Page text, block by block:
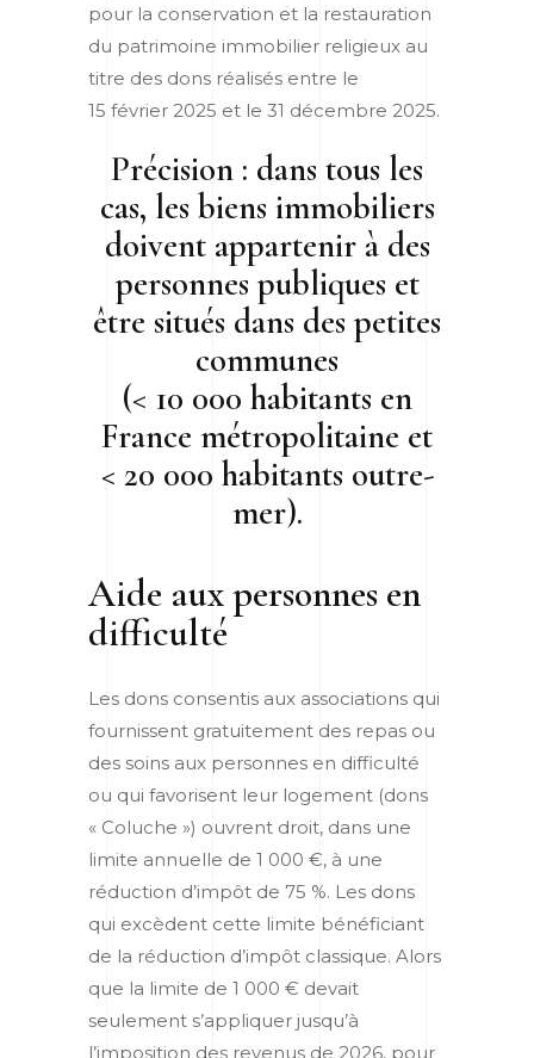
pour la conservation et la restauration
du patrimoine immobilier religieux au
titre des dons réalisés entre le
15 février 2025 et le 31 décembre 2025.
Précision : dans tous les
cas, les biens immobiliers
doivent appartenir à des
personnes publiques et
être situés dans des petites
communes
(< 10 000 habitants en
France métropolitaine et
< 20 000 habitants outre-
mer).
Aide aux personnes en
difficulté
Les dons consentis aux associations qui
fournissent gratuitement des repas ou
des soins aux personnes en difficulté
ou qui favorisent leur logement (dons
« Coluche ») ouvrent droit, dans une
limite annuelle de 1 000 €, à une
réduction d’impôt de 75 %. Les dons
qui excèdent cette limite bénéficiant
de la réduction d’impôt classique. Alors
que la limite de 1 000 € devait
seulement s’appliquer jusqu’à
l’imposition des revenus de 2026, pour